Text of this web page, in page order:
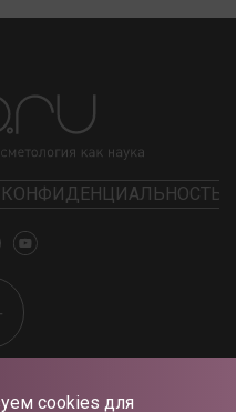
cookies для
КОНФИДЕНЦИАЛЬНОСТЬ